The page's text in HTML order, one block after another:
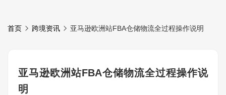
首页 跨境资讯 亚马逊欧洲站FBA仓储物流全过程操作说明
亚马逊欧洲站FBA仓储物流全过程操作说
明